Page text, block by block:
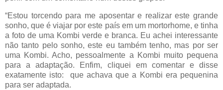
“Estou torcendo para me aposentar e realizar este grande
sonho, que é viajar por este país em um mortorhome, e tinha
a foto de uma Kombi verde e branca. Eu achei interessante
não tanto pelo sonho, este eu também tenho, mas por ser
uma Kombi. Acho, pessoalmente a Kombi muito pequena
para a adaptação. Enfim, cliquei em comentar e disse
exatamente isto:
que achava que a Kombi era pequenina
para ser adaptada.